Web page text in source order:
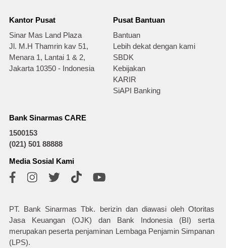
Kantor Pusat
Sinar Mas Land Plaza
Jl. M.H Thamrin kav 51,
Menara 1, Lantai 1 & 2,
Jakarta 10350 - Indonesia
Pusat Bantuan
Bantuan
Lebih dekat dengan kami
SBDK
Kebijakan
KARIR
SiAPI Banking
Bank Sinarmas CARE
1500153
(021) 501 88888
Media Sosial Kami
PT. Bank Sinarmas Tbk. berizin dan diawasi oleh Otoritas
Jasa Keuangan (OJK) dan Bank Indonesia (BI) serta
merupakan peserta penjaminan Lembaga Penjamin Simpanan
(LPS).